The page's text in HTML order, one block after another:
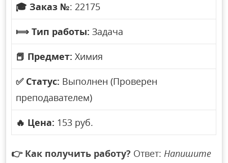
🎓 Заказ №: 22175
⟾ Тип работы: Задача
📕 Предмет: Химия
✅ Статус: Выполнен (Проверен
преподавателем)
🔥 Цена: 153 руб.
👉 Как получить работу? Ответ:Напишите